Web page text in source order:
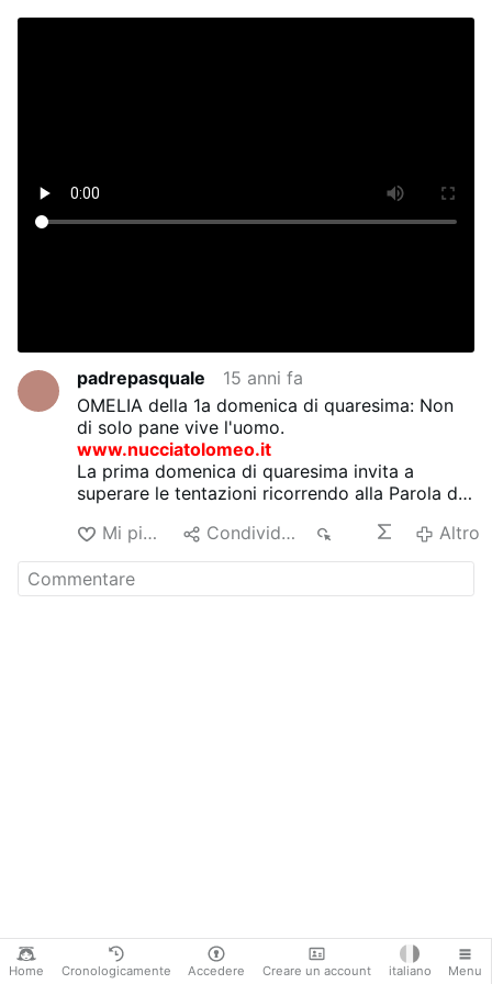
Home Cronologicamente Accedere Creare un account italiano Menu
padrepasquale
15 anni fa
OMELIA della 1a domenica di quaresima: Non
di solo pane vive l'uomo.
www.nucciatolomeo.it
La prima domenica di quaresima invita a
superare le tentazioni ricorrendo alla Parola di
del dono di grazia della giustificazione operata
da Gesù
Mi piace Condividere Altro